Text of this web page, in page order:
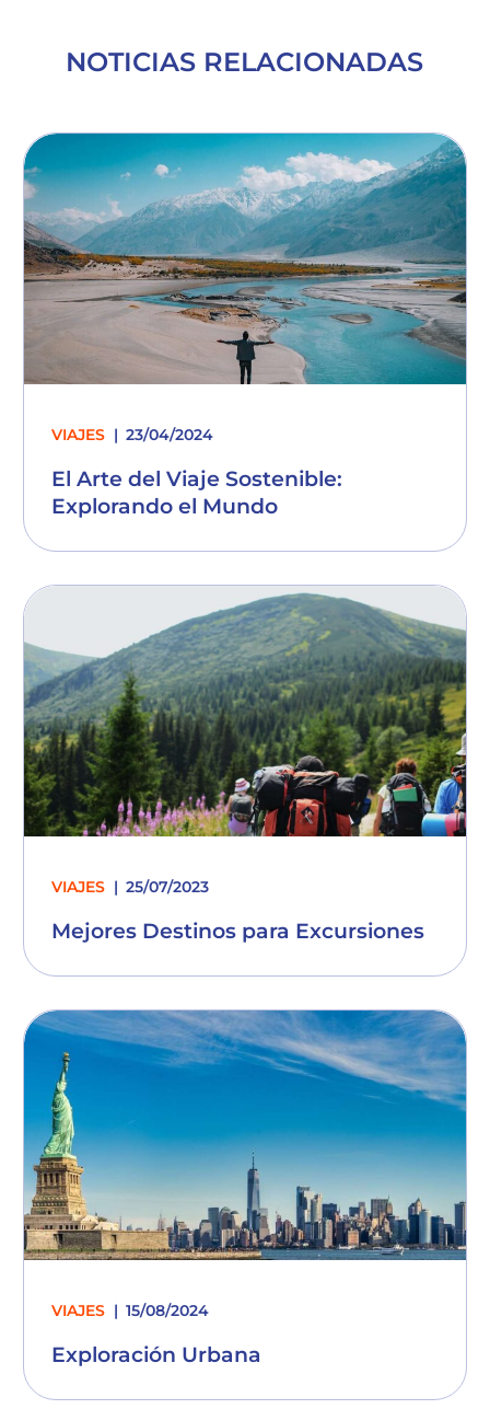
NOTICIAS RELACIONADAS
VIAJES 23/04/2024
El Arte del Viaje Sostenible:
Explorando el Mundo
VIAJES 25/07/2023
Mejores Destinos para Excursiones
VIAJES 15/08/2024
Exploración Urbana